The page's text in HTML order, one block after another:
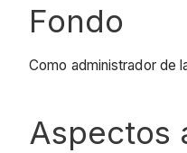
Fondo
Como administrador de
Aspectos